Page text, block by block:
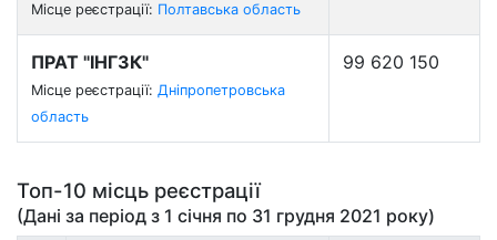
Місце реєстрації: Полтавська область
ПРАТ "ІНГЗК"
Місце реєстрації: Дніпропетровська
область
99 620 150
Топ-10 місць реєстрації
(Дані за період з 1 січня по 31 грудня 2021 року)